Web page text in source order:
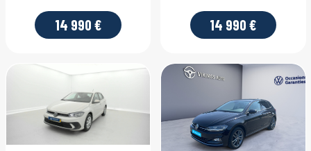
14 990 € 14 990 €